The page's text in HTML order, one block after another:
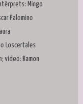
Mingo
Palomino
Loscertales
vídeo: Ramon